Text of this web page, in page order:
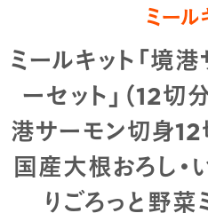
ミール
ミールキット「境
ーセット」（12切
港サーモン切身12
国産大根おろし・
りごろっと野菜